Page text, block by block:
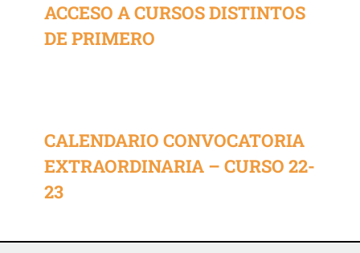
ACCESO A CURSOS DISTINTOS
DE PRIMERO
CALENDARIO CONVOCATORIA
EXTRAORDINARIA – CURSO 22-
23